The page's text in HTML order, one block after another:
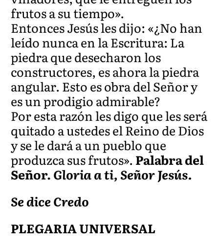
frutos a su tiempo».
Entonces Jesús les dijo: «¿No han
leído nunca en la Escritura: La
piedra que desecharon los
constructores, es ahora la piedra
angular. Esto es obra del Señor y
es un prodigio admirable?
Por esta razón les digo que les será
quitado a ustedes el Reino de Dios
y se le dará a un pueblo que
produzca sus frutos». Palabra del
Señor.Gloria a ti, Señor Jesús.
Se dice Credo
PLEGARIA UNIVERSAL